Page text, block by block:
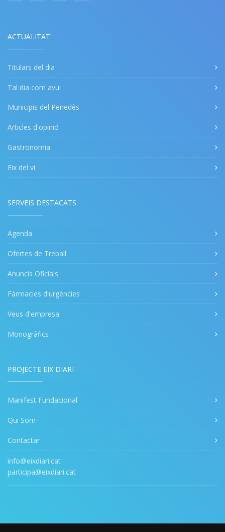
ACTUALITAT
Titulars del dia
Tal dia com avui
Municipis del Penedès
Articles d'opinió
Gastronomia
Eix del vi
SERVEIS DESTACATS
Agenda
Ofertes de Treball
Anuncis Oficials
Fàrmacies d'urgències
Veus d'empresa
Monogràfics
PROJECTE EIX DIARI
Manifest Fundacional
Qui Som
Contactar
info@eixdiari.cat
participa@eixdiari.cat